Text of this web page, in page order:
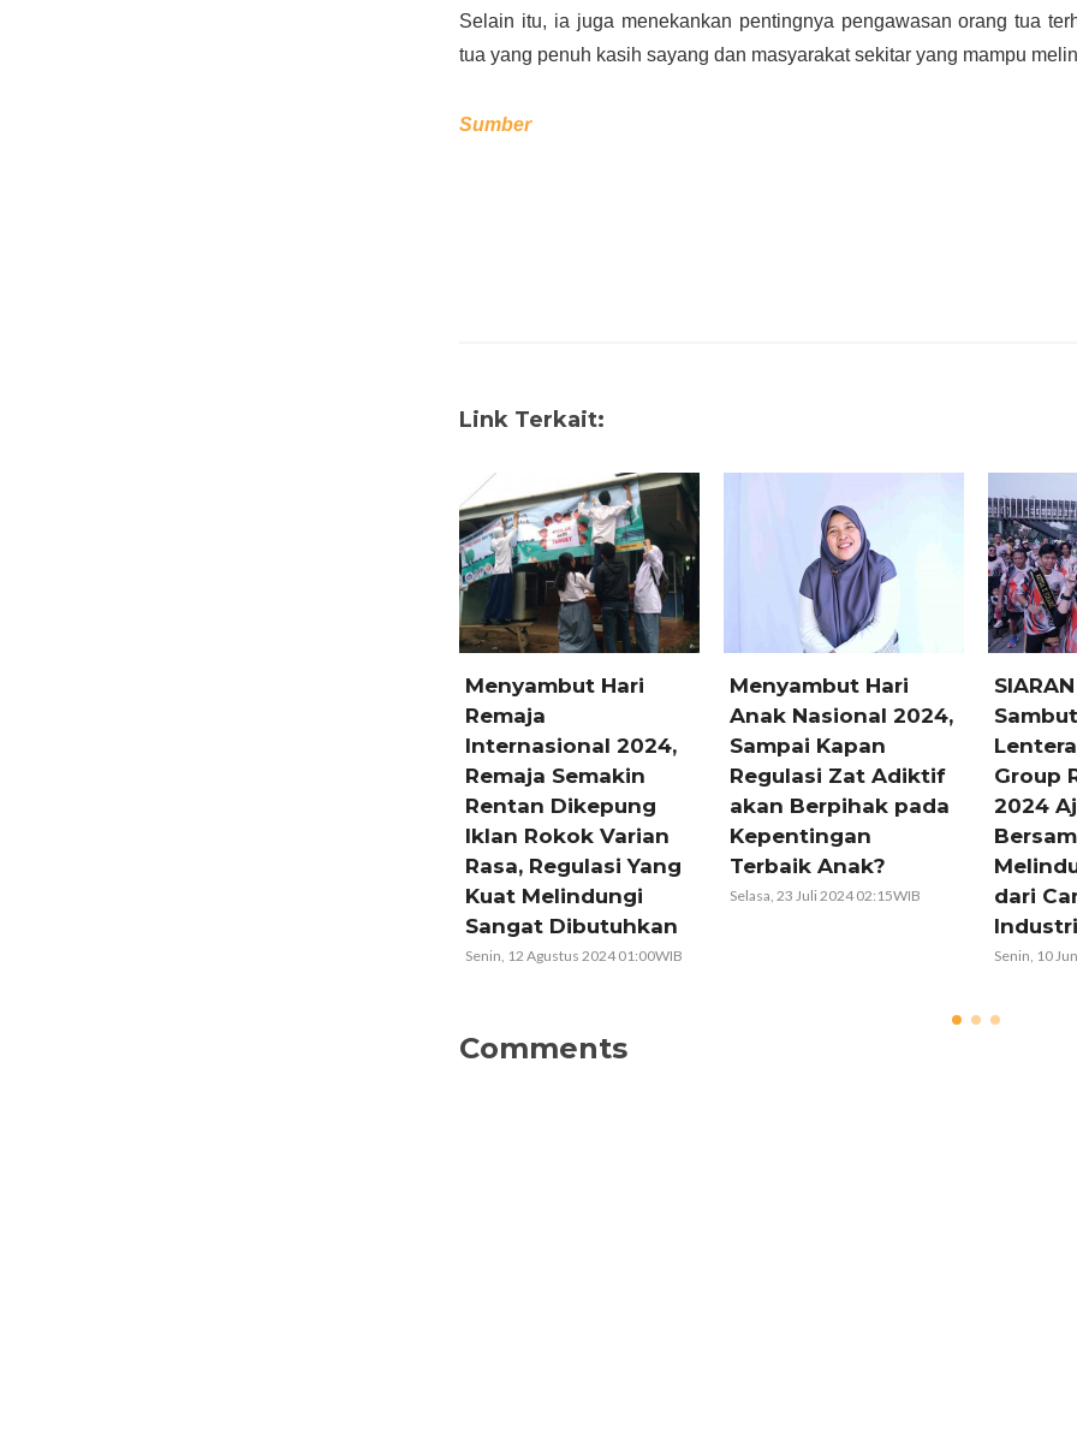
Selain itu, ia juga menekankan pentingnya pengawasan orang tua
tua yang penuh kasih sayang dan masyarakat sekitar yang mampu
Sumber
Link Terkait:
Menyambut Hari
Anak Nasional 2024,
Sampai Kapan
Regulasi Zat Adiktif
akan Berpihak pada
Kepentingan
Terbaik Anak?
Selasa, 23 Juli 2024 02:15WIB
SIARAN PERS:
Sambut HTTS
Lentera Anak Gelar
Group Run and Walk
2024 Ajakan
Bersama untuk
Melindungi Anak
dari Campur Tangan
Rokok
dalam
Jumat, 31
Comments